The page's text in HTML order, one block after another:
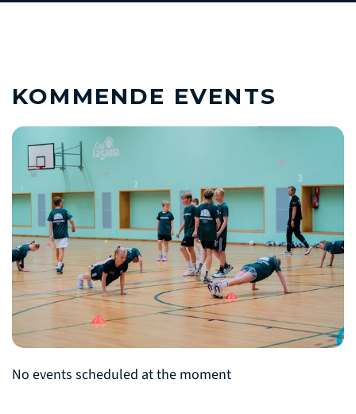
KOMMENDE EVENTS
No events scheduled at the moment